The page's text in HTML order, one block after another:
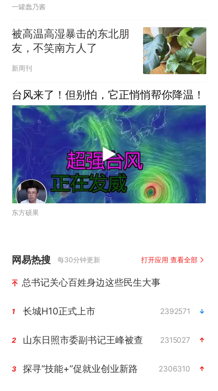
一罐蠢乃酱
被高温高湿暴击的东北朋
友，不笑南方人了
新周刊
台风来了！但别怕，它正悄悄帮你降温！
东方硕果
网易热搜 每30分钟更新 打开应用 查看全部
总书记关心百姓身边这些民生大事
1 长城H10正式上市 2392571
2 山东日照市委副书记王峰被查 2315027
3 探寻“技能+”促就业创业新路 2306310